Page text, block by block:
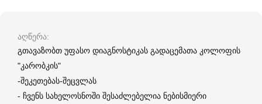
აღწერა
გთავაზობთ უფასო დიაგნოსტიკას გადაცემათა კოლოფის
"კარობკის"
-შეკეთებას-შეცვლას
- ჩვენს სახელოსნოში შესაძლებელია ნებისმიერი